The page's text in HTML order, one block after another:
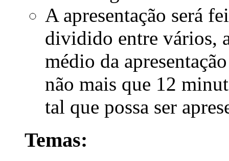
A apresentação será
dividido entre vários,
médio da
não mais que 12
tal que possa ser
Temas: